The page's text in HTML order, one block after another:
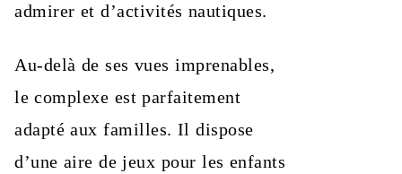
admirer et d’activités nautiques.
Au-delà de ses vues imprenables,
le complexe est parfaitement
adapté aux familles. Il dispose
d’une aire de jeux pour les enfants